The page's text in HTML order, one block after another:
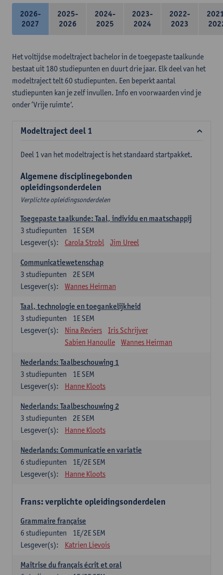
2026-
2027
2025-
2026
2024-
2025
2023-
2024
2022-
2023
Het voltijdse modeltraject bachelor in de toegepaste taalkunde
bestaat uit 180 studiepunten en duurt drie jaar. Elk deel van het
modeltraject telt 60 studiepunten. Een beperkt aantal
studiepunten kan je zelf invullen. Info en voorwaarden vind je
onder ‘Vrije ruimte’.
Modeltraject deel 1
Deel 1 van het modeltraject is het standaard startpakket.
Algemene disciplinegebonden
opleidingsonderdelen
Verplichte opleidingsonderdelen
Toegepaste taalkunde: Taal, individu en maatschappij
1E SEM
3 studiepunten
Lesgever(s):
Carola Strobl Jim Ureel
Communicatiewetenschap
2E SEM
3 studiepunten
Lesgever(s):
Wannes Heirman
Taal, technologie en toegankelijkheid
1E SEM
3 studiepunten
Lesgever(s):
Nina Reviers
Iris Schrijver
Sabien Hanoulle
Wannes Heirman
Nederlands: Taalbeschouwing 1
1E SEM
3 studiepunten
Lesgever(s):
Hanne Kloots
Nederlands: Taalbeschouwing 2
2E SEM
3 studiepunten
Lesgever(s):
Hanne Kloots
Nederlands: Communicatie en variatie
1E/2E SEM
6 studiepunten
Lesgever(s):
Hanne Kloots
Frans: verplichte opleidingsonderdelen
Grammaire française
1E/2E SEM
6 studiepunten
Lesgever(s):
Katrien Lievois
Maîtrise du français écrit et oral